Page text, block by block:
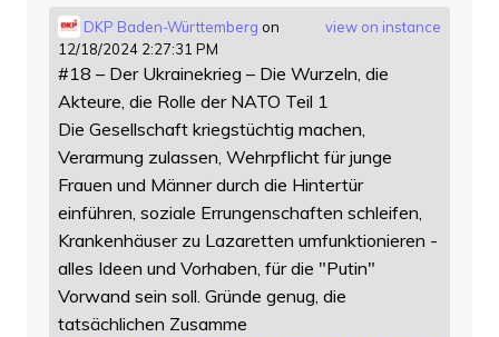
view on instance
DKP Baden-Württemberg on
12/18/2024 2:27:31 PM
#18 – Der Ukrainekrieg – Die Wurzeln, die
Akteure, die Rolle der NATO Teil 1
Die Gesellschaft kriegstüchtig machen,
Verarmung zulassen, Wehrpflicht für junge
Frauen und Männer durch die Hintertür
einführen, soziale Errungenschaften schleifen,
Krankenhäuser zu Lazaretten umfunktionieren -
alles Ideen und Vorhaben, für die "Putin"
Vorwand sein soll. Gründe genug, die
tatsächlichen Zusamme